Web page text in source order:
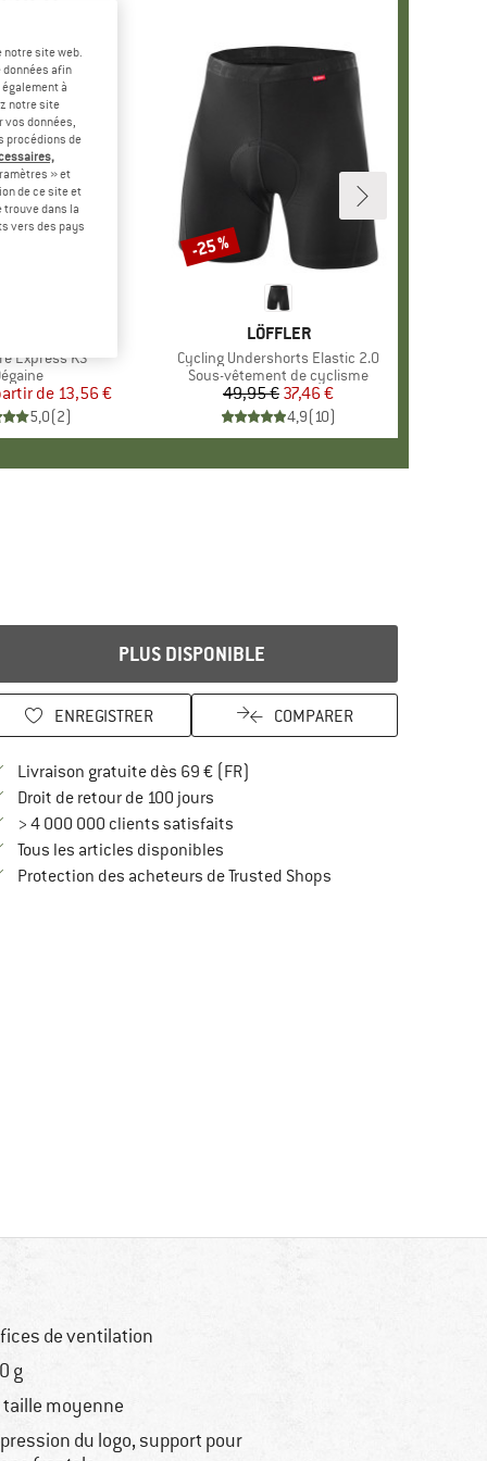
Express KS
group
Prix
Prix réduit
de 13,56 €
5,0(2)
MARQUE
LÖFFLER
Article
Cycling Undershorts Elastic 2.0
Product group
Sous-vêtement de cyclisme
Prix
49,95 €Prix réduit
37,46 €
4,9(10)
Remise
-25 %
PLUS DISPONIBLE
ENREGISTRER COMPARER
Livraison gratuite dès 69 € (FR)
Droit de retour de 100 joursTrouve les informations de
> 4 000 000 clients satisfaits
Tous les articles disponibles
Protection des acheteurs de Trusted ShopsTrouve toutes les
de ventilation
g
taille moyenne
du logo, support pour
site web.
afin
à
notre site
données,
procédions de
» et
de ce site et
trouve dans la
vers des pays